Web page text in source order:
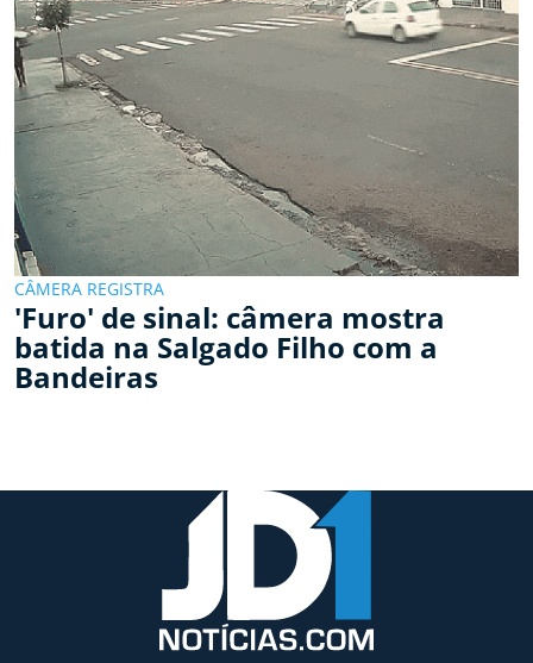
CÂMERA REGISTRA
'Furo' de sinal: câmera mostra
batida na Salgado Filho com a
Bandeiras